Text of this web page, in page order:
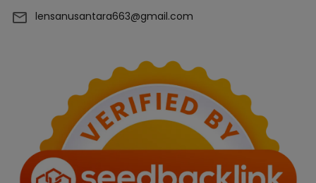
lensanusantara663@gmail.com